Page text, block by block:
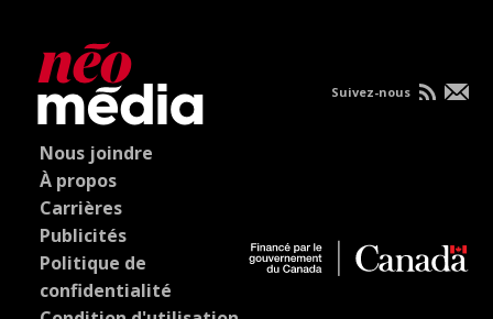
Nous joindre
À propos
Carrières
Publicités
Politique de
confidentialité
Suivez-nous